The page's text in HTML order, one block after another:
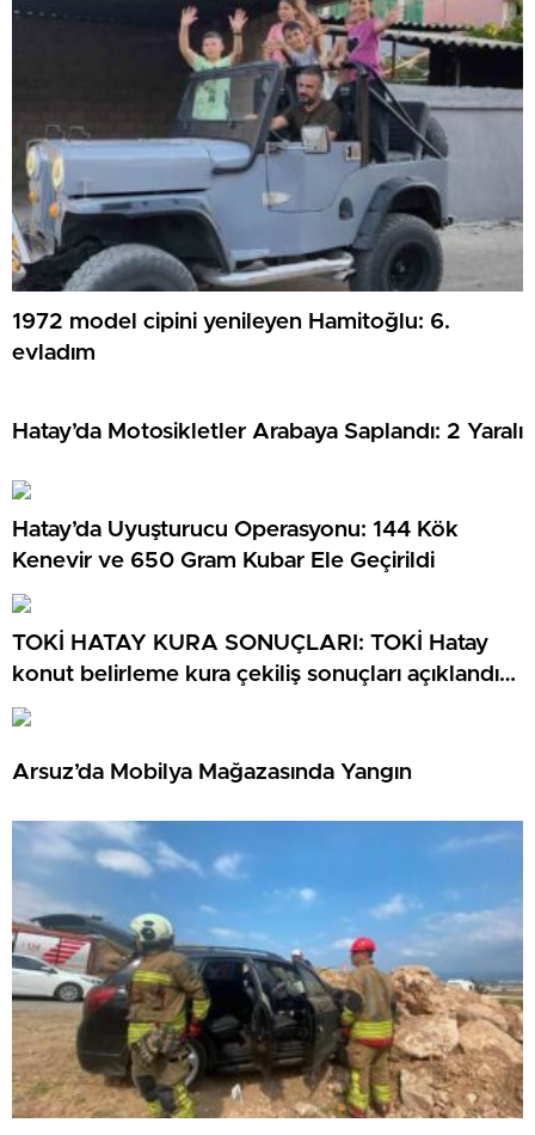
1972 model cipini yenileyen Hamitoğlu: 6.
evladım
Hatay’da Motosikletler Arabaya Saplandı: 2 Yaralı
Hatay’da Uyuşturucu Operasyonu: 144 Kök
Kenevir ve 650 Gram Kubar Ele Geçirildi
TOKİ HATAY KURA SONUÇLARI: TOKİ Hatay
konut belirleme kura çekiliş sonuçları açıklandı
mı? TOKİ Hatay kura sonuçları isim listesi
Arsuz’da Mobilya Mağazasında Yangın